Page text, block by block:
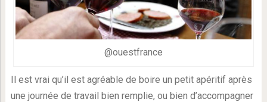
@ouestfrance
Il est vrai qu’il est agréable de boire un petit apéritif après
une journée de travail bien remplie, ou bien d’accompagner